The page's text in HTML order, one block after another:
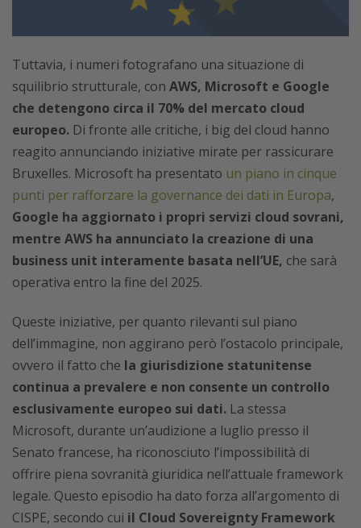
Tuttavia, i numeri fotografano una situazione di
squilibrio strutturale, con AWS, Microsoft e Google
che detengono circa il 70% del mercato cloud
europeo. Di fronte alle critiche, i big del cloud hanno
reagito annunciando iniziative mirate per rassicurare
Bruxelles. Microsoft ha presentato un piano in cinque
punti per rafforzare la governance dei dati in Europa,
Google ha aggiornato i propri servizi cloud sovrani,
mentre AWS ha annunciato la creazione di una
business unit interamente basata nell’UE, che sarà
operativa entro la fine del 2025.
Queste iniziative, per quanto rilevanti sul piano
dell’immagine, non aggirano però l’ostacolo principale,
ovvero il fatto che la giurisdizione statunitense
continua a prevalere e non consente un controllo
esclusivamente europeo sui dati. La stessa
Microsoft, durante un’audizione a luglio presso il
Senato francese, ha riconosciuto l’impossibilità di
offrire piena sovranità giuridica nell’attuale framework
legale. Questo episodio ha dato forza all’argomento di
CISPE, secondo cui il Cloud Sovereignty Framework